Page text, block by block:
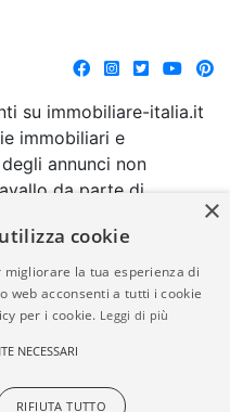
su immobiliare-italia.it
immobiliari e
annunci non
da parte di
immobiliare-italia.it
veridicità, della
della normativa in
altro aspetto dei
Powered by
×
cookie
la tua esperienza di
web acconsenti a tutti i cookie
per i cookie. Leggi di più
NECESSARI
RIFIUTA TUTTO